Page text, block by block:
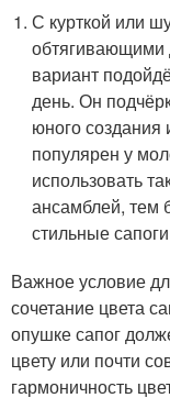
С курткой или
обтягивающими
вариант
день. Он
юного создания
популярен у
использовать
ансамблей, тем
стильные
Важное условие
сочетание цвета
опушке сапог
цвету или почти
гармоничность